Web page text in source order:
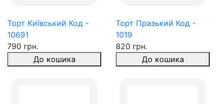
Торт Київський Код -
10691
790 грн.
До кошика
Торт Празький Код -
1019
820 грн.
До кошика